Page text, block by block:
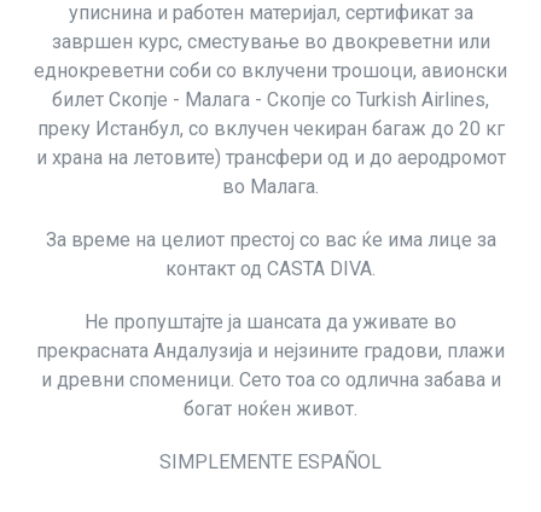
уписнина и работен материјал, сертификат за
завршен курс, сместување во двокреветни или
еднокреветни соби со вклучени трошоци, авионски
билет Скопје - Малага - Скопје со Turkish Airlines,
преку Истанбул, со вклучен чекиран багаж до 20 кг
и храна на летовите) трансфери од и до аеродромот
во Малага.
За време на целиот престој со вас ќе има лице за
контакт од CASTA DIVA.
Не пропуштајте ја шансата да уживате во
прекрасната Андалузија и нејзините градови, плажи
и древни споменици. Сето тоа со одлична забава и
богат ноќен живот.
SIMPLEMENTE ESPAÑOL